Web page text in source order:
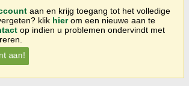
aan en krijg toegang tot het volledige
klik hierom een nieuwe aan te
op indien u problemen ondervindt met
aan!